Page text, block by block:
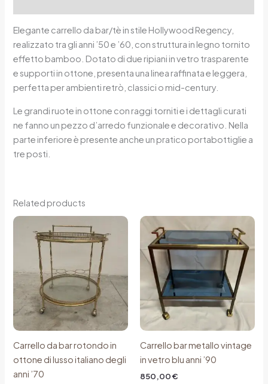
Elegante carrello da bar/tè in stile Hollywood Regency,
realizzato tra gli anni ’50 e ’60, con struttura in legno tornito
effetto bamboo. Dotato di due ripiani in vetro trasparente
e supporti in ottone, presenta una linea raffinata e leggera,
perfetta per ambienti retrò, classici o mid-century.
Le grandi ruote in ottone con raggi torniti e i dettagli curati
ne fanno un pezzo d’arredo funzionale e decorativo. Nella
parte inferiore è presente anche un pratico portabottiglie a
tre posti.
Related products
Carrello da bar rotondo in
ottone di lusso italiano degli
anni ’70
Carrello bar metallo vintage
in vetro blu anni ’90
850,00€